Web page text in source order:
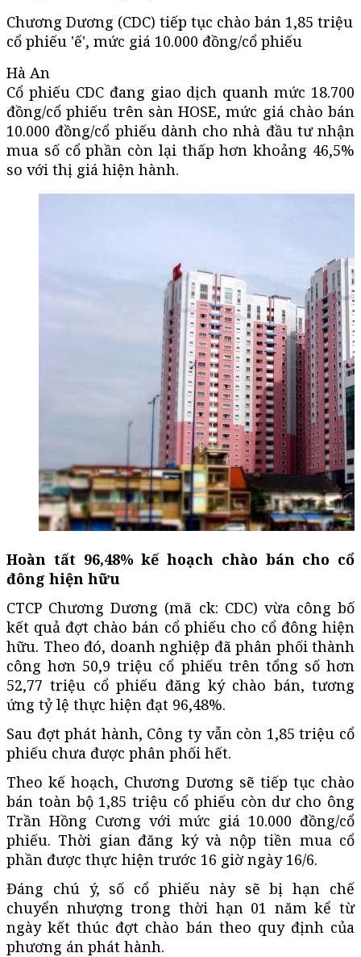
Chương Dương (CDC) tiếp tục chào bán 1,85 triệu
cổ phiếu 'ế', mức giá 10.000 đồng/cổ phiếu
Hà An
Cổ phiếu CDC đang giao dịch quanh mức 18.700
đồng/cổ phiếu trên sàn HOSE, mức giá chào bán
10.000 đồng/cổ phiếu dành cho nhà đầu tư nhận
mua số cổ phần còn lại thấp hơn khoảng 46,5%
so với thị giá hiện hành.
Hoàn tất 96,48% kế hoạch chào bán cho cổ
đông hiện hữu
CTCP Chương Dương (mã ck: CDC) vừa công bố
kết quả đợt chào bán cổ phiếu cho cổ đông hiện
hữu. Theo đó, doanh nghiệp đã phân phối thành
công hơn 50,9 triệu cổ phiếu trên tổng số hơn
52,77 triệu cổ phiếu đăng ký chào bán, tương
ứng tỷ lệ thực hiện đạt 96,48%.
Sau đợt phát hành, Công ty vẫn còn 1,85 triệu cổ
phiếu chưa được phân phối hết.
Theo kế hoạch, Chương Dương sẽ tiếp tục chào
bán toàn bộ 1,85 triệu cổ phiếu còn dư cho ông
Trần Hồng Cương với mức giá 10.000 đồng/cổ
phiếu. Thời gian đăng ký và nộp tiền mua cổ
phần được thực hiện trước 16 giờ ngày 16/6.
Đáng chú ý, số cổ phiếu này sẽ bị hạn chế
chuyển nhượng trong thời hạn 01 năm kể từ
ngày kết thúc đợt chào bán theo quy định của
phương án phát hành.